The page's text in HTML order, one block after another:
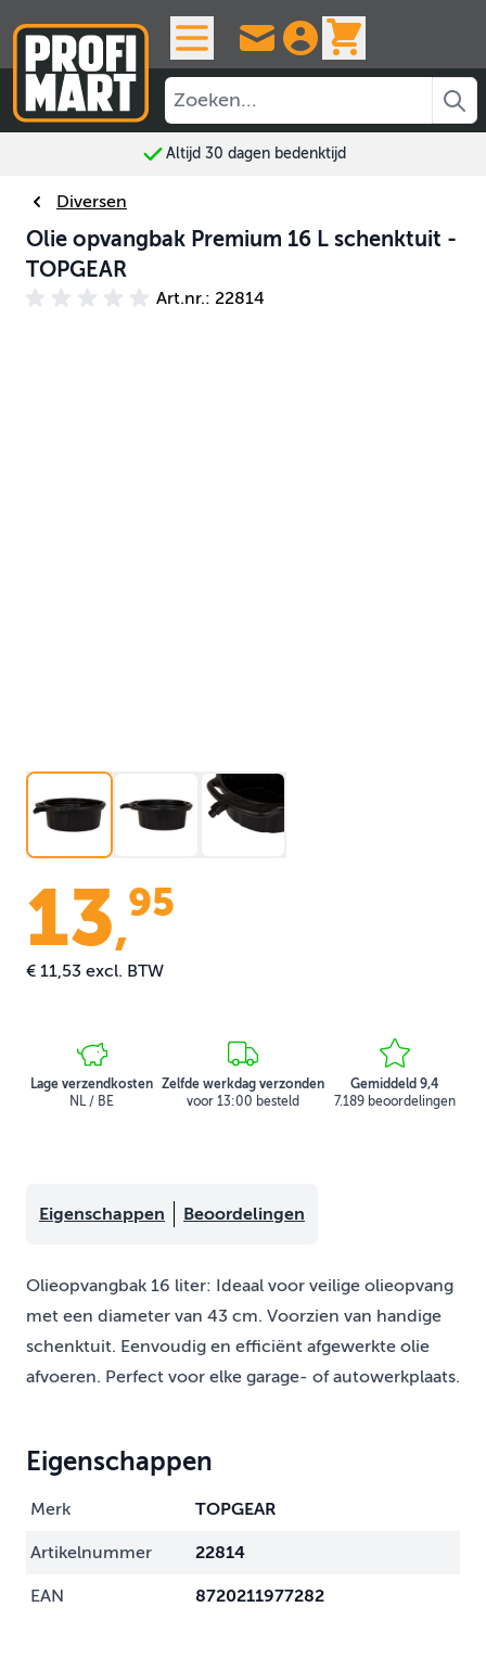
Altijd 30 dagen bedenktijd
Diversen
Olie opvangbak Premium 16 L schenktuit -
TOPGEAR
Art.nr.: 22814
13,95
€ 11,53 excl. BTW
Lage verzendkosten
NL / BE
Zelfde werkdag verzonden
voor 13:00 besteld
Gemiddeld 9,4
7.189 beoordelingen
Eigenschappen Beoordelingen
Olieopvangbak 16 liter: Ideaal voor veilige olieopvang
met een diameter van 43 cm. Voorzien van handige
schenktuit. Eenvoudig en efficiënt afgewerkte olie
afvoeren. Perfect voor elke garage- of autowerkplaats.
Eigenschappen
Merk TOPGEAR
Artikelnummer 22814
EAN 8720211977282